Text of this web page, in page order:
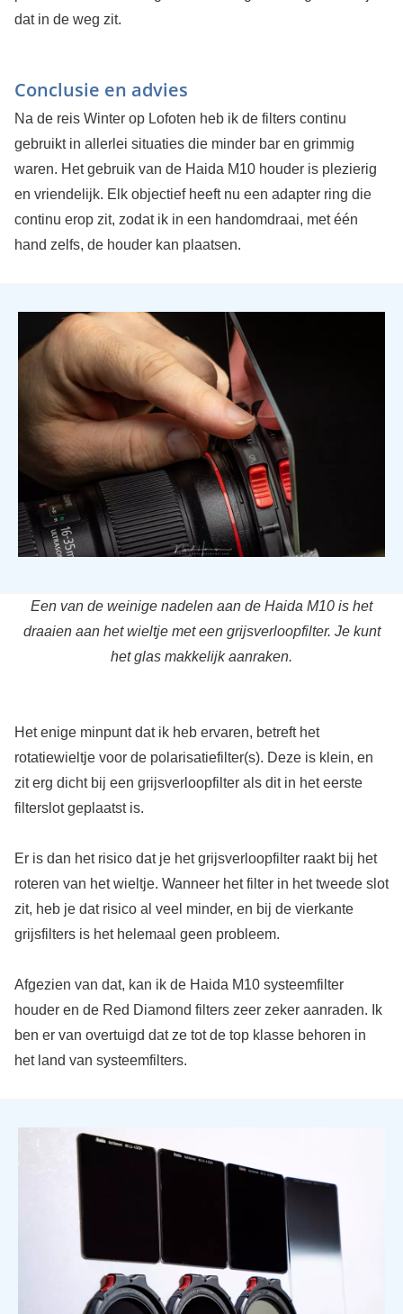
dat in de weg zit.
Conclusie en advies
Na de reis Winter op Lofoten heb ik de filters continu
gebruikt in allerlei situaties die minder bar en grimmig
waren. Het gebruik van de Haida M10 houder is plezierig
en vriendelijk. Elk objectief heeft nu een adapter ring die
continu erop zit, zodat ik in een handomdraai, met één
hand zelfs, de houder kan plaatsen.
Een van de weinige nadelen aan de Haida M10 is het
draaien aan het wieltje met een grijsverloopfilter. Je kunt
het glas makkelijk aanraken.
Het enige minpunt dat ik heb ervaren, betreft het
rotatiewieltje voor de polarisatiefilter(s). Deze is klein, en
zit erg dicht bij een grijsverloopfilter als dit in het eerste
filterslot geplaatst is.
Er is dan het risico dat je het grijsverloopfilter raakt bij het
roteren van het wieltje. Wanneer het filter in het tweede slot
zit, heb je dat risico al veel minder, en bij de vierkante
grijsfilters is het helemaal geen probleem.
Afgezien van dat, kan ik de Haida M10 systeemfilter
houder en de Red Diamond filters zeer zeker aanraden. Ik
ben er van overtuigd dat ze tot de top klasse behoren in
het land van systeemfilters.